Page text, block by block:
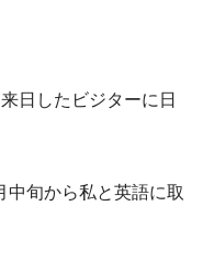
日したビジターに日
中旬から私と英語に取